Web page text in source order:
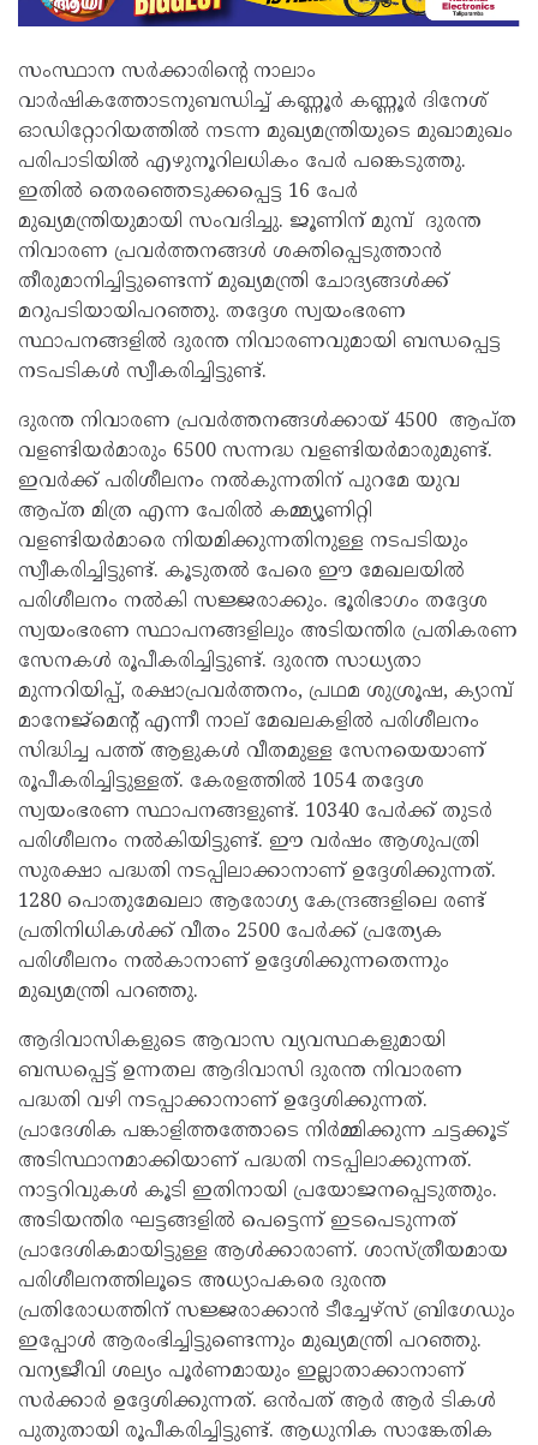
സംസ്ഥാന സർക്കാരിന്റെ നാലാം
വാർഷികത്തോടനുബന്ധിച്ച് കണ്ണൂർ കണ്ണൂർ ദിനേശ്
ഓഡിറ്റോറിയത്തിൽ നടന്ന മുഖ്യമന്ത്രിയുടെ മുഖാമുഖം
പരിപാടിയിൽ എഴുനൂറിലധികം പേർ പങ്കെടുത്തു.
ഇതിൽ തെരഞ്ഞെടുക്കപ്പെട്ട 16 പേർ
മുഖ്യമന്ത്രിയുമായി സംവദിച്ചു. ജൂണിന് മുമ്പ് ദുരന്ത
നിവാരണ പ്രവർത്തനങ്ങൾ ശക്തിപ്പെടുത്താൻ
തീരുമാനിച്ചിട്ടുണ്ടെന്ന് മുഖ്യമന്ത്രി ചോദ്യങ്ങൾക്ക്
മറുപടിയായിപറഞ്ഞു. തദ്ദേശ സ്വയംഭരണ
സ്ഥാപനങ്ങളിൽ ദുരന്ത നിവാരണവുമായി ബന്ധപ്പെട്ട
നടപടികൾ സ്വീകരിച്ചിട്ടുണ്ട്.
ദുരന്ത നിവാരണ പ്രവർത്തനങ്ങൾക്കായ് 4500 ആപ്ത
വളണ്ടിയർമാരും 6500 സന്നദ്ധ വളണ്ടിയർമാരുമുണ്ട്.
ഇവർക്ക് പരിശീലനം നൽകുന്നതിന് പുറമേ യുവ
ആപ്ത മിത്ര എന്ന പേരിൽ കമ്മ്യൂണിറ്റി
വളണ്ടിയർമാരെ നിയമിക്കുന്നതിനുള്ള നടപടിയും
സ്വീകരിച്ചിട്ടുണ്ട്. കൂടുതൽ പേരെ ഈ മേഖലയിൽ
പരിശീലനം നൽകി സജ്ജരാക്കും. ഭൂരിഭാഗം തദ്ദേശ
സ്വയംഭരണ സ്ഥാപനങ്ങളിലും അടിയന്തിര പ്രതികരണ
സേനകൾ രൂപീകരിച്ചിട്ടുണ്ട്. ദുരന്ത സാധ്യതാ
മുന്നറിയിപ്പ്, രക്ഷാപ്രവർത്തനം, പ്രഥമ ശുശ്രൂഷ, ക്യാമ്പ്
മാനേജ്മെന്റ് എന്നീ നാല് മേഖലകളിൽ പരിശീലനം
സിദ്ധിച്ച പത്ത് ആളുകൾ വീതമുള്ള സേനയെയാണ്
രൂപീകരിച്ചിട്ടുള്ളത്. കേരളത്തിൽ 1054 തദ്ദേശ
സ്വയംഭരണ സ്ഥാപനങ്ങളുണ്ട്. 10340 പേർക്ക് തുടർ
പരിശീലനം നൽകിയിട്ടുണ്ട്. ഈ വർഷം ആശുപത്രി
സുരക്ഷാ പദ്ധതി നടപ്പിലാക്കാനാണ് ഉദ്ദേശിക്കുന്നത്.
1280 പൊതുമേഖലാ ആരോഗ്യ കേന്ദ്രങ്ങളിലെ രണ്ട്
പ്രതിനിധികൾക്ക് വീതം 2500 പേർക്ക് പ്രത്യേക
പരിശീലനം നൽകാനാണ് ഉദ്ദേശിക്കുന്നതെന്നും
മുഖ്യമന്ത്രി പറഞ്ഞു.
ആദിവാസികളുടെ ആവാസ വ്യവസ്ഥകളുമായി
ബന്ധപ്പെട്ട് ഉന്നതല ആദിവാസി ദുരന്ത നിവാരണ
പദ്ധതി വഴി നടപ്പാക്കാനാണ് ഉദ്ദേശിക്കുന്നത്.
പ്രാദേശിക പങ്കാളിത്തത്തോടെ നിർമ്മിക്കുന്ന ചട്ടക്കൂട്
അടിസ്ഥാനമാക്കിയാണ് പദ്ധതി നടപ്പിലാക്കുന്നത്.
നാട്ടറിവുകൾ കൂടി ഇതിനായി പ്രയോജനപ്പെടുത്തും.
അടിയന്തിര ഘട്ടങ്ങളിൽ പെട്ടെന്ന് ഇടപെടുന്നത്
പ്രാദേശികമായിട്ടുള്ള ആൾക്കാരാണ്. ശാസ്ത്രീയമായ
പരിശീലനത്തിലൂടെ അധ്യാപകരെ ദുരന്ത
പ്രതിരോധത്തിന് സജ്ജരാക്കാൻ ടീച്ചേഴ്സ് ബ്രിഗേഡും
ഇപ്പോൾ ആരംഭിച്ചിട്ടുണ്ടെന്നും മുഖ്യമന്ത്രി പറഞ്ഞു.
വന്യജീവി ശല്യം പൂർണമായും ഇല്ലാതാക്കാനാണ്
സർക്കാർ ഉദ്ദേശിക്കുന്നത്. ഒൻപത് ആർ ആർ ടികൾ
പുതുതായി രൂപീകരിച്ചിട്ടുണ്ട്. ആധുനിക സാങ്കേതിക